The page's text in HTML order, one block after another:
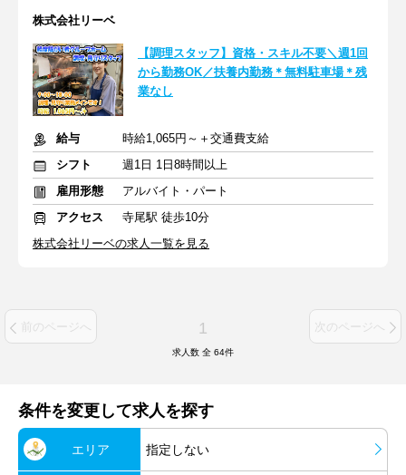
株式会社リーベ
【調理スタッフ】資格・スキル不要＼週1回
から勤務OK／扶養内勤務＊無料駐車場＊残
業なし
給与
時給1,065円～＋交通費支給
シフト
週1日 1日8時間以上
雇用形態
アルバイト・パート
アクセス
寺尾駅 徒歩10分
株式会社リーベの求人一覧を見る
前のページへ 1 次のページへ
求人数 全 64件
条件を変更して求人を探す
エリア 指定しない